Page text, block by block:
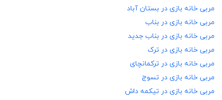
مربی خانه بازی در بستان آباد
مربی خانه بازی در بناب
مربی خانه بازی در بناب جدید
مربی خانه بازی در ترک
مربی خانه بازی در ترکمانچای
مربی خانه بازی در تسوج
مربی خانه بازی در تیکمه داش